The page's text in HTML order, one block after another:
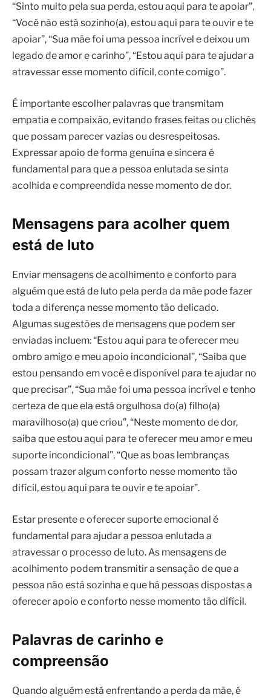
“Sinto muito pela sua perda, estou aqui para te apoiar”,
“Você não está sozinho(a), estou aqui para te ouvir e te
apoiar”, “Sua mãe foi uma pessoa incrível e deixou um
legado de amor e carinho”, “Estou aqui para te ajudar a
atravessar esse momento difícil, conte comigo”.
É importante escolher palavras que transmitam
empatia e compaixão, evitando frases feitas ou clichês
que possam parecer vazias ou desrespeitosas.
Expressar apoio de forma genuína e sincera é
fundamental para que a pessoa enlutada se sinta
acolhida e compreendida nesse momento de dor.
Mensagens para acolher quem
está de luto
Enviar mensagens de acolhimento e conforto para
alguém que está de luto pela perda da mãe pode fazer
toda a diferença nesse momento tão delicado.
Algumas sugestões de mensagens que podem ser
enviadas incluem: “Estou aqui para te oferecer meu
ombro amigo e meu apoio incondicional”, “Saiba que
estou pensando em você e disponível para te ajudar no
que precisar”, “Sua mãe foi uma pessoa incrível e tenho
certeza de que ela está orgulhosa do(a) filho(a)
maravilhoso(a) que criou”, “Neste momento de dor,
saiba que estou aqui para te oferecer meu amor e meu
suporte incondicional”, “Que as boas lembranças
possam trazer algum conforto nesse momento tão
difícil, estou aqui para te ouvir e te apoiar”.
Estar presente e oferecer suporte emocional é
fundamental para ajudar a pessoa enlutada a
atravessar o processo de luto. As mensagens de
acolhimento podem transmitir a sensação de que a
pessoa não está sozinha e que há pessoas dispostas a
oferecer apoio e conforto nesse momento tão difícil.
Palavras de carinho e
compreensão
Quando alguém está enfrentando a perda da mãe, é